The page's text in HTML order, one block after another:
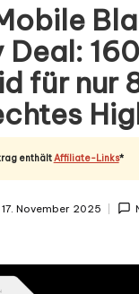
Deal:
für nur
enthältAffiliate-Links*
17. November 2025